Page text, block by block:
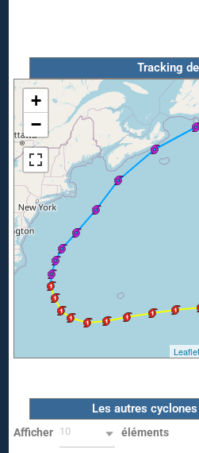
Tracking
+
−
Leaflet
Les autres
Afficher 10 éléments